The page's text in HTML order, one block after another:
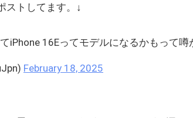
ストしてます。↓
iPhone 16Eってモデルになるかもって
February 18, 2025